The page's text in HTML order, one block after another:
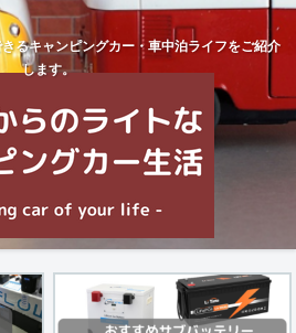
るキャンピングカー・車中泊ライフをご紹介
します。